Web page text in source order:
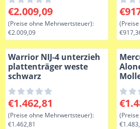
Preis: 2 009,09, ohne MwSt.: 2
€2.009,09
(Preise ohne Mehrwertsteuer):
€2.009,09
Warrior NIJ-4 unterzieh
plattenträger weste
schwarz
Preis: 1 462,81, ohne MwSt.: 1
€1.462,81
(Preise ohne Mehrwertsteuer):
€1.462,81